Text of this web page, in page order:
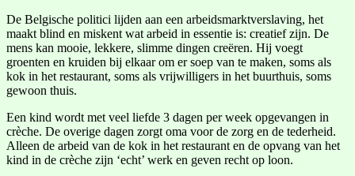
De Belgische politici lijden aan een arbeidsmarktverslaving, het
maakt blind en miskent wat arbeid in essentie is: creatief zijn. De
mens kan mooie, lekkere, slimme dingen creëren. Hij voegt
groenten en kruiden bij elkaar om er soep van te maken, soms als
kok in het restaurant, soms als vrijwilligers in het buurthuis, soms
gewoon thuis.
Een kind wordt met veel liefde 3 dagen per week opgevangen in
crèche. De overige dagen zorgt oma voor de zorg en de tederheid.
Alleen de arbeid van de kok in het restaurant en de opvang van het
kind in de crèche zijn ‘echt’ werk en geven recht op loon.